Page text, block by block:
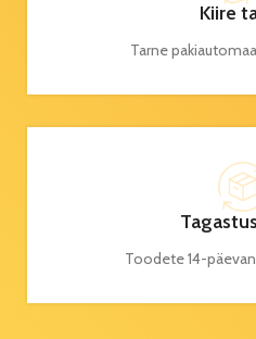
Kiire
Tarne
Toodete 14-